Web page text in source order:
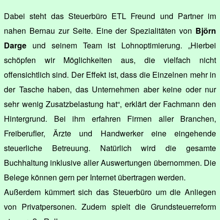
Dabei steht das Steuerbüro ETL Freund und Partner im
nahen Bernau zur Seite. Eine der Spezialitäten von Björn
Darge und seinem Team ist Lohnoptimierung. „Hierbei
schöpfen wir Möglichkeiten aus, die vielfach nicht
offensichtlich sind. Der Effekt ist, dass die Einzelnen mehr in
der Tasche haben, das Unternehmen aber keine oder nur
sehr wenig Zusatzbelastung hat“, erklärt der Fachmann den
Hintergrund. Bei ihm erfahren Firmen aller Branchen,
Freiberufler, Ärzte und Handwerker eine eingehende
steuerliche Betreuung. Natürlich wird die gesamte
Buchhaltung inklusive aller Auswertungen übernommen. Die
Belege können gern per Internet übertragen werden.
Außerdem kümmert sich das Steuerbüro um die Anliegen
von Privatpersonen. Zudem spielt die Grundsteuerreform